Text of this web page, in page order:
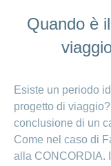
Quando è
Esiste un periodo
progetto di
conclusione di un
Come nel caso di
alla CONCORDIA.